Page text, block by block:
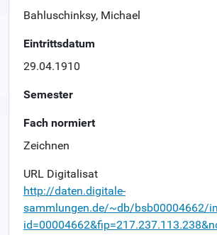
Bahluschinksy, Michael
Eintrittsdatum
29.04.1910
Semester
Fach normiert
Zeichnen
URL Digitalisat
http://daten.digitale-
sammlungen.de/~db/bsb00004662/